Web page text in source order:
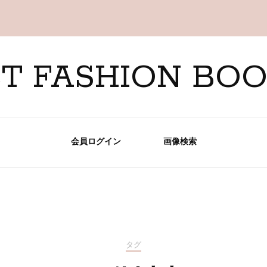
FASHION
会員ログイン 画像検索
タグ